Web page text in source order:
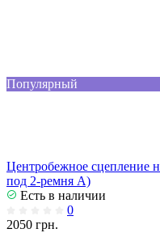
Популярный
Центробежное сцепление
под 2-ремня А)
Есть в наличии
0
2050 грн.